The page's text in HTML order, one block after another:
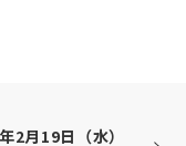
2月19日（水）